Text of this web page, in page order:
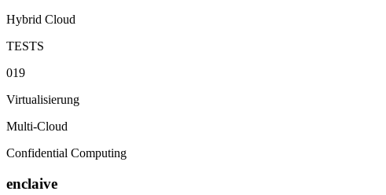
Hybrid Cloud
TESTS
019
Virtualisierung
Multi-Cloud
Confidential Computing
enclaive